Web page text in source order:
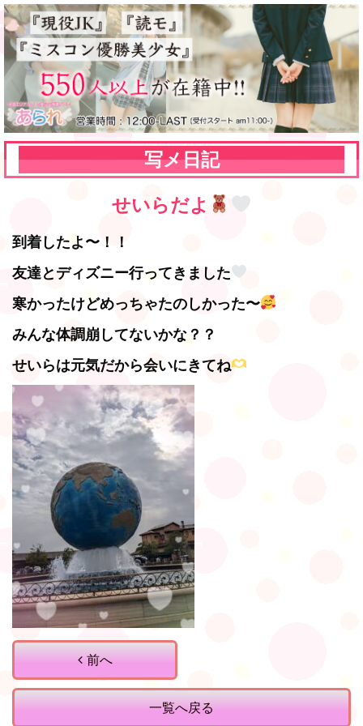
写メ日記
せいらだよ
到着したよ〜！！
友達とディズニー行ってきました
寒かったけどめっちゃたのしかった〜
みんな体調崩してないかな？？
せいらは元気だから会いにきてね
前へ
一覧へ戻る